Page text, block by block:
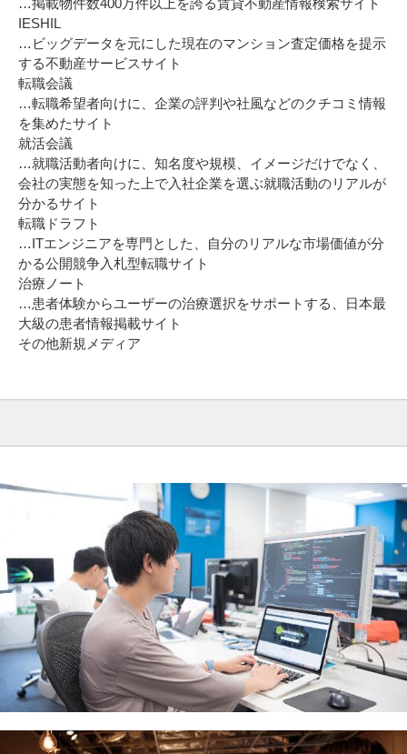
…掲載物件数400万件以上を誇る賃貸不動産情報検索サイト
IESHIL
…ビッグデータを元にした現在のマンション査定価格を提示
する不動産サービスサイト
転職会議
…転職希望者向けに、企業の評判や社風などのクチコミ情報
を集めたサイト
就活会議
…就職活動者向けに、知名度や規模、イメージだけでなく、
会社の実態を知った上で入社企業を選ぶ就職活動のリアルが
分かるサイト
転職ドラフト
…ITエンジニアを専門とした、自分のリアルな市場価値が分
かる公開競争入札型転職サイト
治療ノート
…患者体験からユーザーの治療選択をサポートする、日本最
大級の患者情報掲載サイト
その他新規メディア